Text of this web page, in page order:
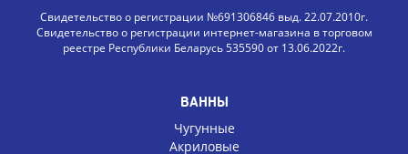
Свидетельство о регистрации №691306846 выд. 22.07.2010г.
Свидетельство о регистрации интернет-магазина в торговом
реестре Республики Беларусь 535590 от 13.06.2022г.
ВАННЫ
Чугунные
Акриловые